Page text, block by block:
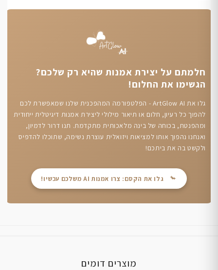
חלמתם על יצירת אמנות שהיא רק שלכם?
הגשימו את החלום!
גלו את ArtGlow AI - הפלטפורמה המהפכנית שלנו שמאפשרת לכם
להפוך כל רעיון, חלום או תיאור מילולי ליצירת אמנות דיגיטלית ייחודית
ומהפנטת, בכוחה של בינה מלאכותית מתקדמת. תנו דרור לדמיון,
ואנחנו נהפוך אותו למציאות ויזואלית עוצרת נשימה, שתוכלו להדפיס
ולקשט בה את ביתכם!
גלו את הקסם: צרו אמנות AI משלכם עכשיו!
מוצרים דומים